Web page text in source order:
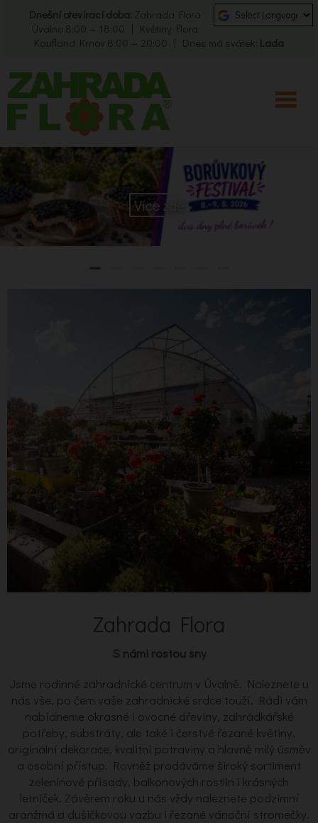
Dnešní otevírací doba: Zahrada Flora
Úvalno 8:00 — 18:00 | Květiny Flora
Kaufland Krnov 8:00 — 20:00 | Dnes má svátek: Lada
Více zde
Zahrada Flora
S námi rostou sny
Jsme rodinné zahradnické centrum v Úvalně. Naleznete u
nás vše, po čem vaše zahradnické srdce touží. Rádi vám
nabídneme okrasné i ovocné dřeviny, zahrádkářské
potřeby, substráty, ale také i čerstvé řezané květiny,
originální dekorace, kvalitní potraviny a hlavně milý úsměv
a osobní přístup. Rovněž prodáváme široký sortiment
zeleninové přísady, balkonových rostlin i krásných
letniček. Závěrem roku u nás vždy naleznete podzimní
aranžmá a dušičkovou vazbu i řezané vánoční stromečky.